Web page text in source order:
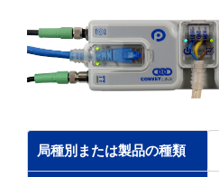
局種別または製品の種類